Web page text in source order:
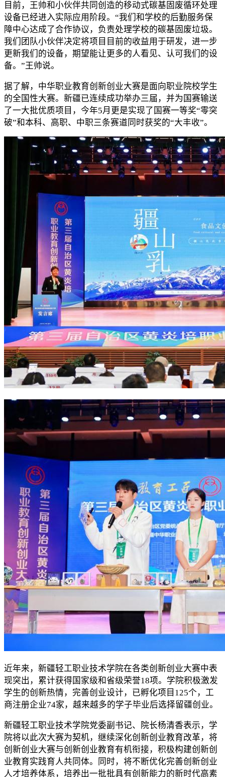
目前，王帅和小伙伴共同创造的移动式碳基固废循环处理
设备已经进入实际应用阶段。“我们和学校的后勤服务保
障中心达成了合作协议，负责处理学校的碳基固废垃圾。
我们团队小伙伴决定将项目目前的收益用于研发，进一步
更新我们的设备，期望能让更多的人看见、认可我们的设
备。”王帅说。
据了解，中华职业教育创新创业大赛是面向职业院校学生
的全国性大赛。新疆已连续成功举办三届，并为国赛输送
了一大批优质项目，今年5月更是实现了国赛一等奖“零突
破”和本科、高职、中职三条赛道同时获奖的“大丰收”。
近年来，新疆轻工职业技术学院在各类创新创业大赛中表
现突出，累计获得国家级和省级荣誉18项。学院积极激发
学生的创新热情，完善创业设计，已孵化项目125个，工
商注册企业74家，越来越多的学子毕业后选择留疆创业。
新疆轻工职业技术学院党委副书记、院长杨清香表示，学
院将以此次大赛为契机，继续深化创新创业教育改革，将
创新创业大赛与创新创业教育有机衔接，积极构建创新创
业教育实践育人共同体。同时，将不断优化完善创新创业
人才培养体系，培养出一批批具有创新能力的新时代高素